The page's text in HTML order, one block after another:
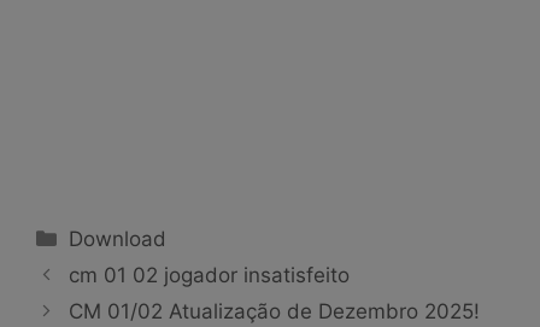
Categorias
Download
cm 01 02 jogador insatisfeito
CM 01/02 Atualização de Dezembro 2025!